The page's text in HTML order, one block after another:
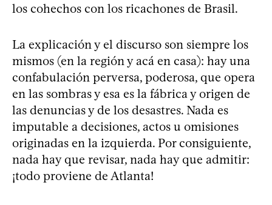
los cohechos con los ricachones de Brasil.
La explicación y el discurso son siempre los
mismos (en la región y acá en casa): hay una
confabulación perversa, poderosa, que opera
en las sombras y esa es la fábrica y origen de
las denuncias y de los desastres. Nada es
imputable a decisiones, actos u omisiones
originadas en la izquierda. Por consiguiente,
nada hay que revisar, nada hay que admitir:
¡todo proviene de Atlanta!